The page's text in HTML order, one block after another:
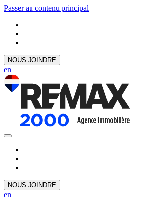
Passer au contenu principal
NOUS JOINDRE
en
NOUS JOINDRE
en